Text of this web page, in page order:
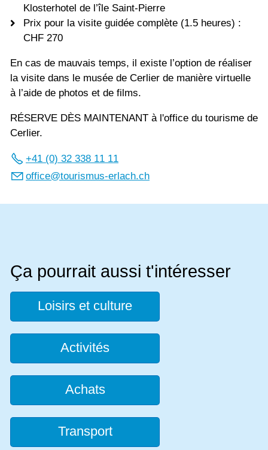
Klosterhotel de l’île Saint-Pierre
Prix pour la visite guidée complète (1.5 heures) :
CHF 270
En cas de mauvais temps, il existe l’option de réaliser
la visite dans le musée de Cerlier de manière virtuelle
à l’aide de photos et de films.
RÉSERVE DÈS MAINTENANT à l'office du tourisme de
Cerlier.
+41 (0) 32 338 11 11
ff c t r sm s- rl ch ch
Ça pourrait aussi t'intéresser
Loisirs et culture
Activités
Achats
Transport